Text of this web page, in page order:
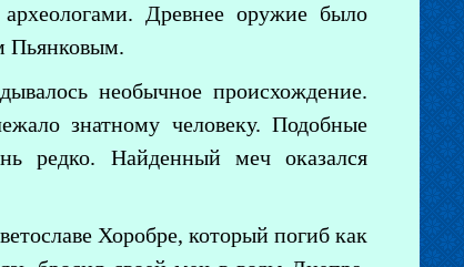
Древнее оружие было
Пьянковым.
необычное происхождение.
знатному человеку. Подобные
редко. Найденный меч оказался
Хоробре, который погиб как